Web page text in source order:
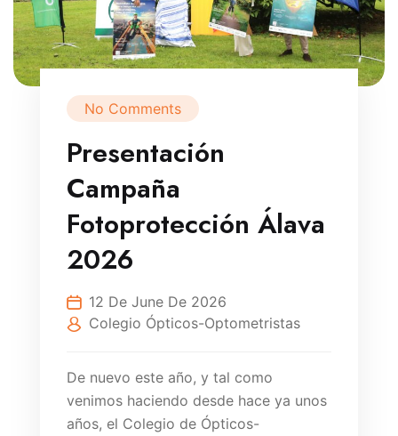
No Comments
Presentación
Campaña
Fotoprotección Álava
2026
12 De June De 2026
Colegio Ópticos-Optometristas
De nuevo este año, y tal como
venimos haciendo desde hace ya unos
años, el Colegio de Ópticos-